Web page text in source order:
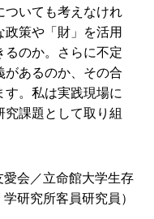
ついても考えなけれ
策や「財」を活用
るのか。さらに不定
があるのか、その合
。私は実践現場に
課題として取り組
愛会／立命館大学生存
学研究所客員研究員）